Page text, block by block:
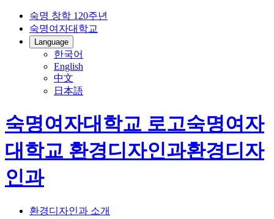
숙명 창학 120주년
숙명여자대학교
Language
한국어
English
中文
日本語
숙명여자대학교 로고숙명여자
대학교 환경디자인과환경디자
인과
환경디자인과 소개